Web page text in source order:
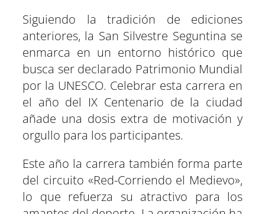
Siguiendo la tradición de ediciones
anteriores, la San Silvestre Seguntina se
enmarca en un entorno histórico que
busca ser declarado Patrimonio Mundial
por la UNESCO. Celebrar esta carrera en
el año del IX Centenario de la ciudad
añade una dosis extra de motivación y
orgullo para los participantes.
Este año la carrera también forma parte
del circuito «Red-Corriendo el Medievo»,
lo que refuerza su atractivo para los